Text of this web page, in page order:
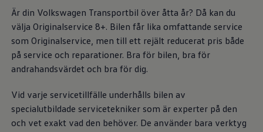
Är din Volkswagen Transportbil över åtta år? Då kan du
välja Originalservice 8+. Bilen får lika omfattande service
som Originalservice, men till ett rejält reducerat pris både
på service och reparationer. Bra för bilen, bra för
andrahandsvärdet och bra för dig.
Vid varje servicetillfälle underhålls bilen av
specialutbildade servicetekniker som är experter på den
och vet exakt vad den behöver. De använder bara verktyg